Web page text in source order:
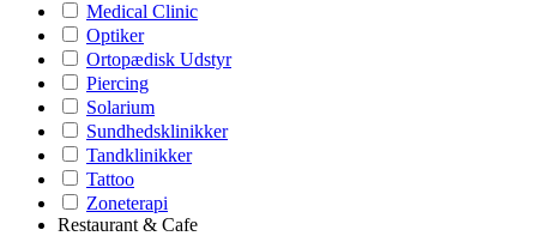
Medical Clinic
Optiker
Ortopædisk Udstyr
Piercing
Solarium
Sundhedsklinikker
Tandklinikker
Tattoo
Zoneterapi
Restaurant & Cafe